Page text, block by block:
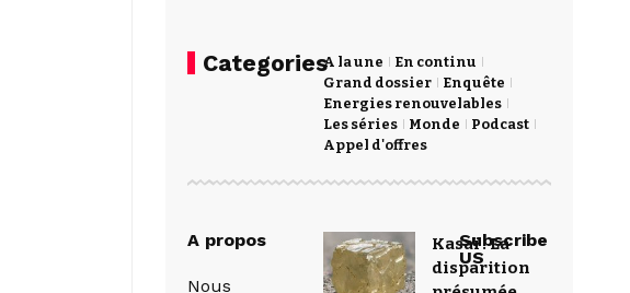
CategoriesA la une
En continu
Grand dossier
Enquête
Energies renouvelables
Les séries
Monde
Podcast
Appel d'offres
A propos
Nous
Kasaï : La
disparition
Subscribe
US